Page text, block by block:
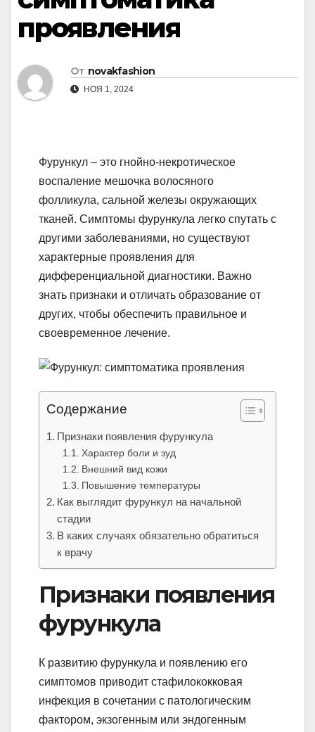
проявления
От novakfashion
НОЯ 1, 2024
Фурункул – это гнойно-некротическое
воспаление мешочка волосяного
фолликула, сальной железы окружающих
тканей. Симптомы фурункула легко спутать с
другими заболеваниями, но существуют
характерные проявления для
дифференциальной диагностики. Важно
знать признаки и отличать образование от
других, чтобы обеспечить правильное и
своевременное лечение.
Содержание
Признаки появления фурункула
Характер боли и зуд
Внешний вид кожи
Повышение температуры
Как выглядит фурункул на начальной
стадии
В каких случаях обязательно обратиться
к врачу
Признаки появления
фурункула
К развитию фурункула и появлению его
симптомов приводит стафилококковая
инфекция в сочетании с патологическим
фактором, экзогенным или эндогенным